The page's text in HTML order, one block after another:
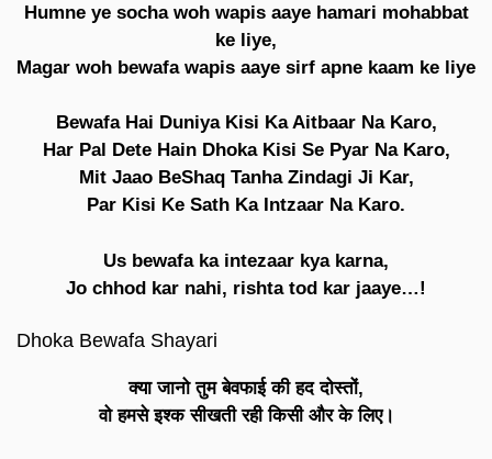
Humne ye socha woh wapis aaye hamari mohabbat
ke liye,
Magar woh bewafa wapis aaye sirf apne kaam ke liye
Bewafa Hai Duniya Kisi Ka Aitbaar Na Karo,
Har Pal Dete Hain Dhoka Kisi Se Pyar Na Karo,
Mit Jaao BeShaq Tanha Zindagi Ji Kar,
Par Kisi Ke Sath Ka Intzaar Na Karo.
Us bewafa ka intezaar kya karna,
Jo chhod kar nahi, rishta tod kar jaaye…!
Dhoka Bewafa Shayari
क्या जानो तुम बेवफाई की हद दोस्तों,
वो हमसे इश्क सीखती रही किसी और के लिए।